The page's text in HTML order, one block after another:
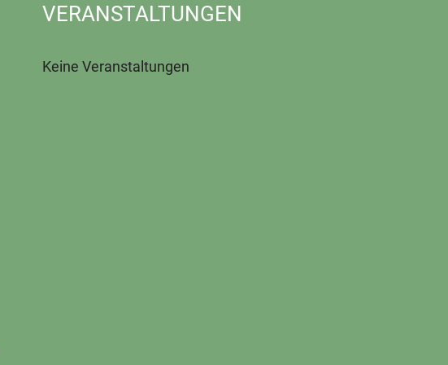
VERANSTALTUNGEN
Keine Veranstaltungen